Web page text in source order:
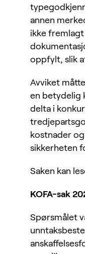
annen
ikke
oppfylt, slik
Avviket
en betydelig
delta i
kostnader
sikkerheten
Saken kan
KOFA-sak
Spørsmålet